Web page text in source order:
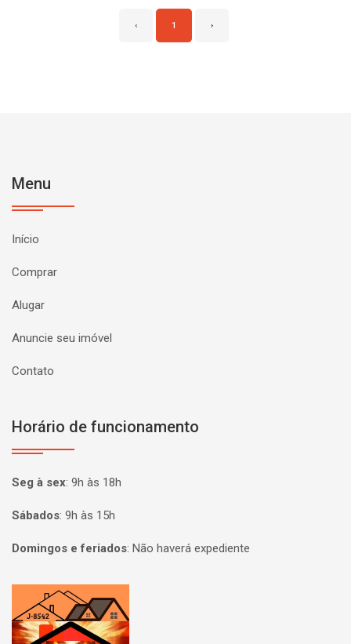
‹ 1 ›
Menu
Início
Comprar
Alugar
Anuncie seu imóvel
Contato
Horário de funcionamento
Seg à sex: 9h às 18h
Sábados: 9h às 15h
Domingos e feriados: Não haverá expediente
Página inicial